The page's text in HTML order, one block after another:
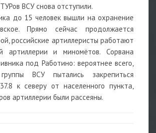
ВСУ снова отступили.
до 15 человек вышли на охранение
Прямо сейчас продолжается
российские артиллеристы работают
артиллерии и миномётов. Сорвана
под Работино: вероятнее всего,
ВСУ пытались закрепиться
к северу от населенного пункта,
артиллерии были рассеяны.